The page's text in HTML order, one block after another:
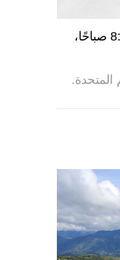
ساعة يد متفحمة توقفت عند الساعة 8:15 صباحًا،